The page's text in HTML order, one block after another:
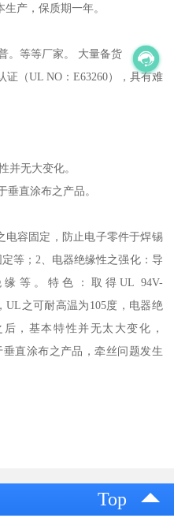
产，保质期一年。
。等等厂家。 大量备货
证（UL NO：E63260），具有难
并无大变化。
垂直涂布之产品。
电容固定，防止电子零件于焊锡
等；2、电器绝缘性之强化：导
等。特色：取得UL 94V-
UL之可耐高温为105度，电器绝
，基本特性并无太大变化，
垂直涂布之产品，牵丝问题发生
Top